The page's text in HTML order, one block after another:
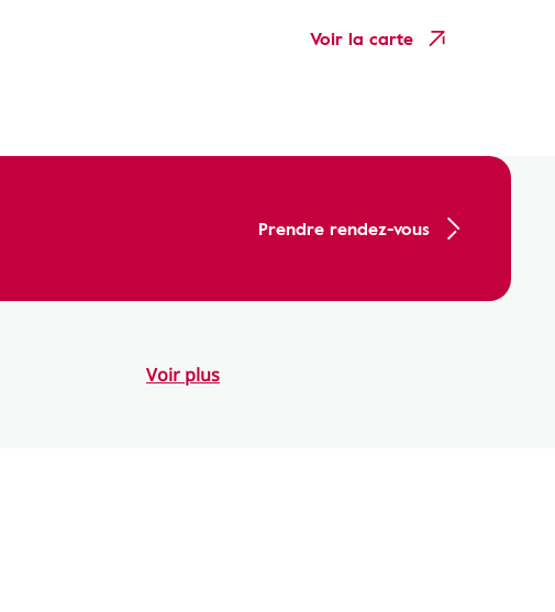
Voir la carte
Prendre rendez-vous
Voir plus